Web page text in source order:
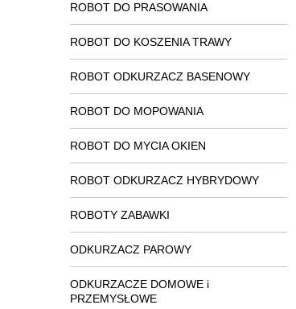
ROBOT DO PRASOWANIA
ROBOT DO KOSZENIA TRAWY
ROBOT ODKURZACZ BASENOWY
ROBOT DO MOPOWANIA
ROBOT DO MYCIA OKIEN
ROBOT ODKURZACZ HYBRYDOWY
ROBOTY ZABAWKI
ODKURZACZ PAROWY
ODKURZACZE DOMOWE i
PRZEMYSŁOWE